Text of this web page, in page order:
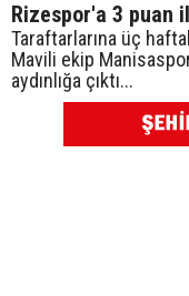
Rizespor'a 3 puan
Taraftarlarına üç
Mavili ekip
aydınlığa çıktı...